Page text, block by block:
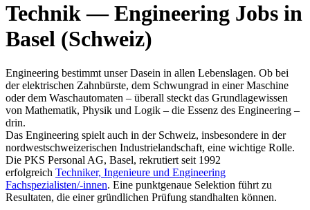
Technik — Engineering Jobs in
Basel (Schweiz)
Engineering bestimmt unser Dasein in allen Lebenslagen. Ob bei
der elektrischen Zahnbürste, dem Schwungrad in einer Maschine
oder dem Waschautomaten – überall steckt das Grundlagewissen
von Mathematik, Physik und Logik – die Essenz des Engineering –
drin.
Das Engineering spielt auch in der Schweiz, insbesondere in der
nordwestschweizerischen Industrielandschaft, eine wichtige Rolle.
Die PKS Personal AG, Basel, rekrutiert seit 1992
erfolgreich Techniker, Ingenieure und Engineering
Fachspezialisten/-innen. Eine punktgenaue Selektion führt zu
Resultaten, die einer gründlichen Prüfung standhalten können.